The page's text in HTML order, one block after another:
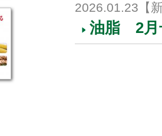
2026.01.23 【
油脂 2